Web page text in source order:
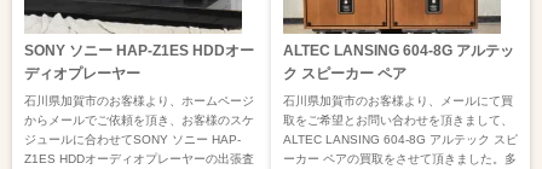
SONY ソニー HAP-Z1ES HDDオー
ディオプレーヤー
石川県加賀市のお客様より、ホームページ
からメールでご依頼を頂き、お客様のスケ
ジュールに合わせてSONY ソニー HAP-
Z1ES HDDオーディオプレーヤーの出張査
ALTEC LANSING 604-8G アルテッ
ク スピーカー ペア
石川県加賀市のお客様より、メールにて買
取をご希望とお問い合わせを頂きまして、
ALTEC LANSING 604-8G アルテック スピ
ーカー ペアの買取をさせて頂きました。多